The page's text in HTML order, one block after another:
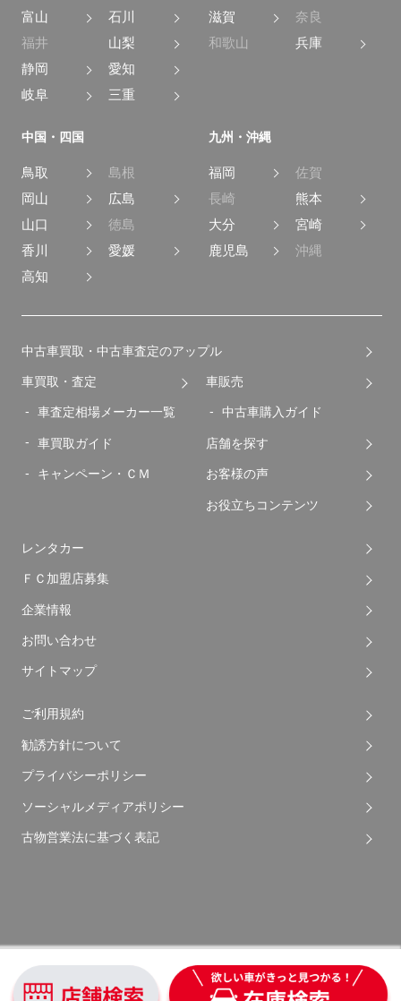
富山
石川
福井
山梨
静岡
愛知
岐阜
三重
滋賀
奈良
和歌山
兵庫
中国・四国
鳥取
島根
岡山
広島
山口
徳島
香川
愛媛
高知
九州・沖縄
福岡
佐賀
長崎
熊本
大分
宮崎
鹿児島
沖縄
中古車買取・中古車査定のアップル
車買取・査定
車査定相場メーカー一覧
車買取ガイド
キャンペーン・ＣＭ
車販売
中古車購入ガイド
店舗を探す
お客様の声
お役立ちコンテンツ
レンタカー
ＦＣ加盟店募集
企業情報
お問い合わせ
サイトマップ
ご利用規約
勧誘方針について
プライバシーポリシー
ソーシャルメディアポリシー
古物営業法に基づく表記